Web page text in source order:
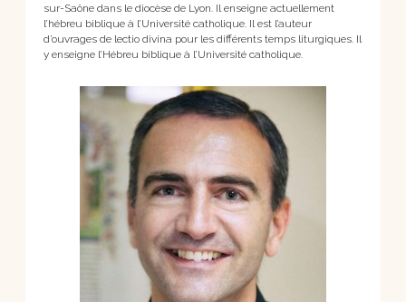
sur-Saône dans le diocèse de Lyon. Il enseigne actuellement
l’hébreu biblique à l’Université catholique. Il est l’auteur
d’ouvrages de lectio divina pour les différents temps liturgiques. Il
y enseigne l’Hébreu biblique à l’Université catholique.